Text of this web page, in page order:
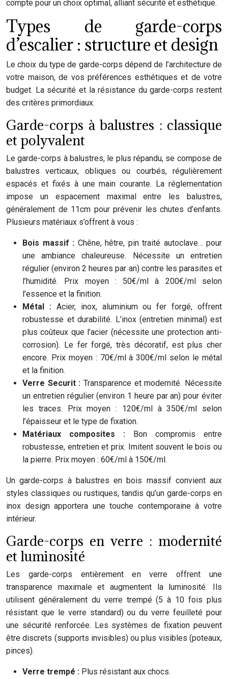
compte pour un choix optimal, alliant sécurité et esthétique.
Types de garde-corps
d’escalier : structure et design
Le choix du type de garde-corps dépend de l’architecture de
votre maison, de vos préférences esthétiques et de votre
budget. La sécurité et la résistance du garde-corps restent
des critères primordiaux.
Garde-corps à balustres : classique
et polyvalent
Le garde-corps à balustres, le plus répandu, se compose de
balustres verticaux, obliques ou courbés, régulièrement
espacés et fixés à une main courante. La réglementation
impose un espacement maximal entre les balustres,
généralement de 11cm pour prévenir les chutes d’enfants.
Plusieurs matériaux s’offrent à vous :
Bois massif : Chêne, hêtre, pin traité autoclave… pour
une ambiance chaleureuse. Nécessite un entretien
régulier (environ 2 heures par an) contre les parasites et
l’humidité. Prix moyen : 50€/ml à 200€/ml selon
l’essence et la finition.
Métal : Acier, inox, aluminium ou fer forgé, offrent
robustesse et durabilité. L’inox (entretien minimal) est
plus coûteux que l’acier (nécessite une protection anti-
corrosion). Le fer forgé, très décoratif, est plus cher
encore. Prix moyen : 70€/ml à 300€/ml selon le métal
et la finition.
Verre Securit : Transparence et modernité. Nécessite
un entretien régulier (environ 1 heure par an) pour éviter
les traces. Prix moyen : 120€/ml à 350€/ml selon
l’épaisseur et le type de fixation.
Matériaux composites : Bon compromis entre
robustesse, entretien et prix. Imitent souvent le bois ou
la pierre. Prix moyen : 60€/ml à 150€/ml.
Un garde-corps à balustres en bois massif convient aux
styles classiques ou rustiques, tandis qu’un garde-corps en
inox design apportera une touche contemporaine à votre
intérieur.
Garde-corps en verre : modernité
et luminosité
Les garde-corps entièrement en verre offrent une
transparence maximale et augmentent la luminosité. Ils
utilisent généralement du verre trempé (5 à 10 fois plus
résistant que le verre standard) ou du verre feuilleté pour
une sécurité renforcée. Les systèmes de fixation peuvent
être discrets (supports invisibles) ou plus visibles (poteaux,
pinces).
Verre trempé : Plus résistant aux chocs.